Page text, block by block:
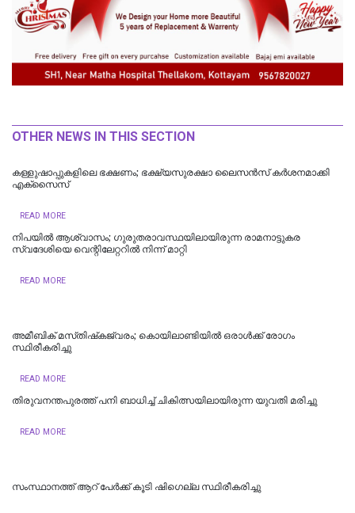
OTHER NEWS IN THIS SECTION
കള്ളുഷാപ്പുകളിലെ ഭക്ഷണം; ഭക്ഷ്യസുരക്ഷാ ലൈസന്‍സ് കര്‍ശനമാക്കി
എക്‌സൈസ്
READ MORE
നിപയിൽ ആശ്വാസം; ഗുരുതരാവസ്ഥയിലായിരുന്ന രാമനാട്ടുകര
സ്വദേശിയെ വെന്റിലേറ്ററിൽ നിന്ന് മാറ്റി
READ MORE
അമീബിക് മസ്‌തിഷ്‌കജ്വരം; കൊയിലാണ്ടിയിൽ ഒരാൾക്ക് രോഗം
സ്ഥിരീകരിച്ചു
READ MORE
തിരുവനന്തപുരത്ത് പനി ബാധിച്ച് ചികിത്സയിലായിരുന്ന യുവതി മരിച്ചു
READ MORE
സംസ്ഥാനത്ത് ആറ് പേര്‍ക്ക് കൂടി ഷിഗെല്ല സ്ഥിരീകരിച്ചു